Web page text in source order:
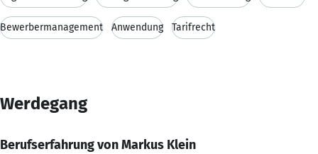
Bewerbermanagement Anwendung Tarifrecht
Werdegang
Berufserfahrung von Markus Klein